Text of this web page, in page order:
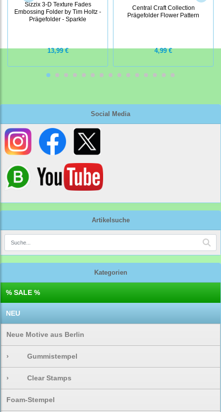
Social Media
Artikelsuche
Kategorien
% SALE %
NEU
Neue Motive aus Berlin
› Gummistempel
› Clear Stamps
Foam-Stempel
Sizzix 3-D Texture Fades
Embossing Folder by Tim Holtz -
Prägefolder - Sparkle
13,99 €
Central Craft Collection
Prägefolder Flower Pattern
4,99 €